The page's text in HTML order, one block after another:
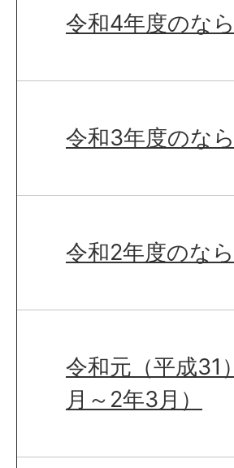
令和4年度のな
令和3年度のな
令和2年度のな
令和元（平成31
月～2年3月）